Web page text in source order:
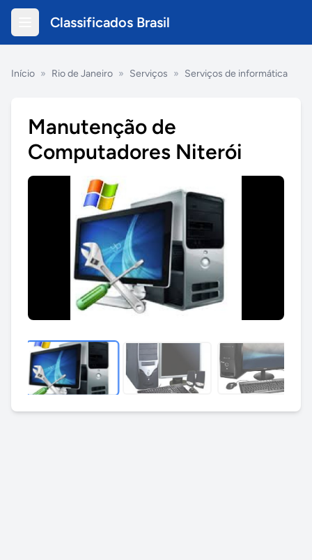
Classificados Brasil
Início » Rio de Janeiro » Serviços » Serviços de informática
Manutenção de
Computadores Niterói